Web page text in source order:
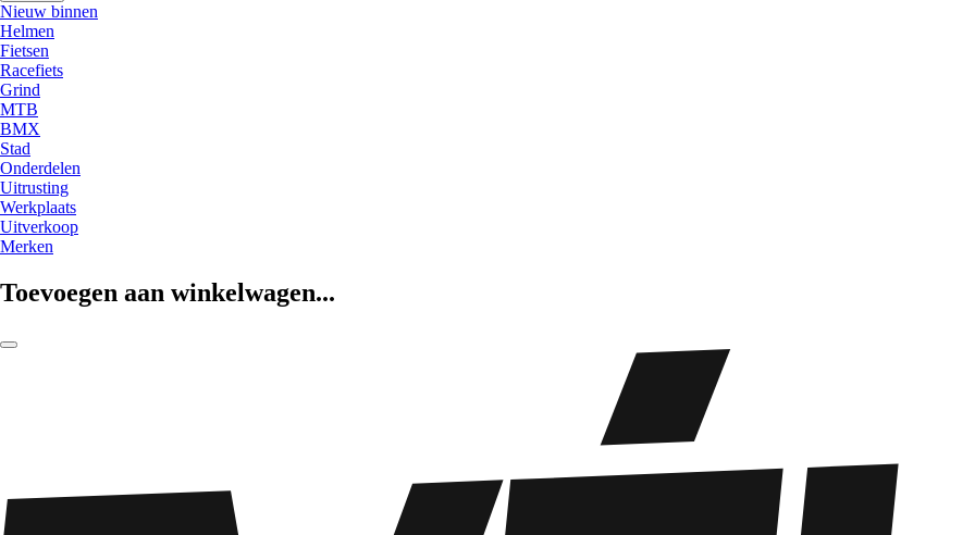
Nieuw binnen
Helmen
Fietsen
Racefiets
Grind
MTB
BMX
Stad
Onderdelen
Uitrusting
Werkplaats
Uitverkoop
Merken
Toevoegen aan winkelwagen...